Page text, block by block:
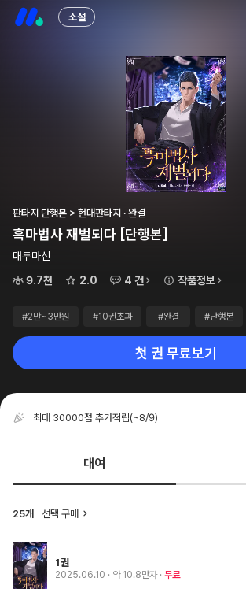
소설
판타지 단행본 > 현대판타지 · 완결
흑마법사 재벌되다 [단행본]
대두마신
9.7천
2.0 4 건 작품정보
#2만~3만원 #10권초과 #완결 #단행본
첫 권 무료보기
최대 30000점 추가적립(~8/9)
대여
25개 선택 구매
1권
2025.06.10 · 약 10.8만자 무료